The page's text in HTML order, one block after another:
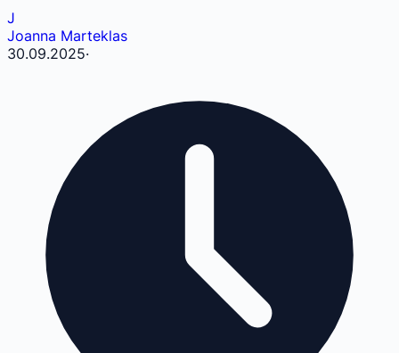
J
Joanna Marteklas
30.09.2025·